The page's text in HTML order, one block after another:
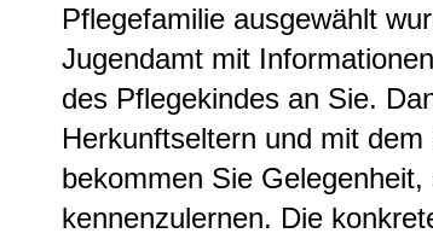
Pflegefamilie ausgewählt
Jugendamt mit
des Pflegekindes an Sie.
Herkunftseltern und mit
bekommen Sie
kennenzulernen. Die